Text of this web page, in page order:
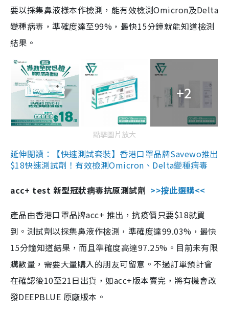
要以採集鼻液樣本作檢測，能有效檢測Omicron及Delta
變種病毒，準確度達至99%，最快15分鐘就能知道檢測
結果。
+2
點擊圖片放大
延伸閱讀：【快速測試套裝】香港口罩品牌Savewo推出
$18快速測試劑！有效檢測Omicron、Delta變種病毒
acc+ test 新型冠狀病毒抗原測試劑 >>按此選購<<
產品由香港口罩品牌acc+ 推出，抗疫價只要$18就買
到。測試劑以採集鼻液作檢測，準確度達99.03%，最快
15分鐘知道結果，而且準確度高達97.25%。目前未有限
購數量，需要大量購入的朋友可留意。不過訂單預計會
在確認後10至21日出貨，如acc+版本賣完，將有機會改
發DEEPBLUE 原廠版本。